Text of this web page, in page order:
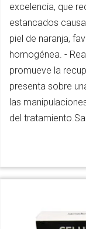
excelencia, que
estancados
piel de naranja,
homogénea. -
promueve la
presenta sobre
las
del